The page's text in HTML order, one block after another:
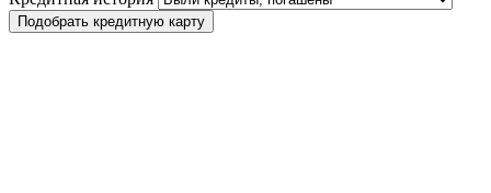
Подобрать кредитную карту